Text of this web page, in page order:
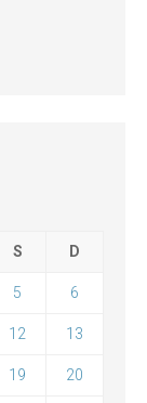
S D
5 6
12 13
19 20